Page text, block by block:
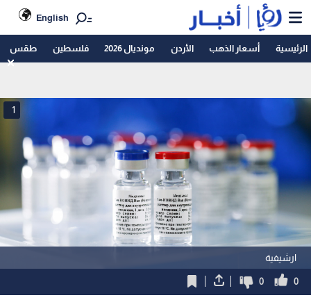
English
الرئيسية أسعار الذهب الأردن مونديال 2026 فلسطين طقس
ارشيفية
1
0
0